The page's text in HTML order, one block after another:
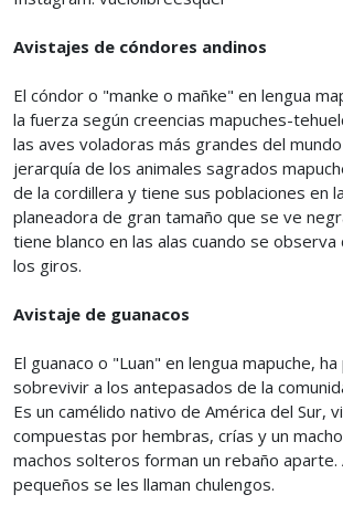
Avistajes de cóndores andinos
El cóndor o "manke o mañke" en lengua
la fuerza según creencias mapuches-
las aves voladoras más grandes del
jerarquía de los animales sagrados
de la cordillera y tiene sus poblaciones en
planeadora de gran tamaño que se ve
tiene blanco en las alas cuando se
los giros.
Avistaje de guanacos
El guanaco o "Luan" en lengua mapuche,
sobrevivir a los antepasados de la
Es un camélido nativo de América del Sur,
compuestas por hembras, crías y un
machos solteros forman un rebaño aparte.
pequeños se les llaman chulengos.